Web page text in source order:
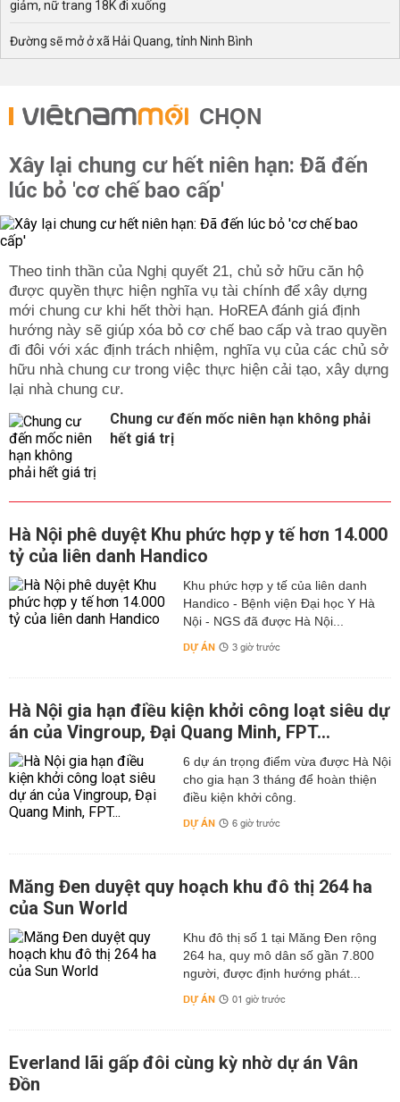
giảm, nữ trang 18K đi xuống
Đường sẽ mở ở xã Hải Quang, tỉnh Ninh Bình
CHỌN
Xây lại chung cư hết niên hạn: Đã đến
lúc bỏ 'cơ chế bao cấp'
Theo tinh thần của Nghị quyết 21, chủ sở hữu căn hộ
được quyền thực hiện nghĩa vụ tài chính để xây dựng
mới chung cư khi hết thời hạn. HoREA đánh giá định
hướng này sẽ giúp xóa bỏ cơ chế bao cấp và trao quyền
đi đôi với xác định trách nhiệm, nghĩa vụ của các chủ sở
hữu nhà chung cư trong việc thực hiện cải tạo, xây dựng
lại nhà chung cư.
Chung cư đến mốc niên hạn không phải
hết giá trị
Hà Nội phê duyệt Khu phức hợp y tế hơn 14.000
tỷ của liên danh Handico
Khu phức hợp y tế của liên danh
Handico - Bệnh viện Đại học Y Hà
Nội - NGS đã được Hà Nội...
DỰ ÁN 3 giờ trước
Hà Nội gia hạn điều kiện khởi công loạt siêu dự
án của Vingroup, Đại Quang Minh, FPT...
6 dự án trọng điểm vừa được Hà Nội
cho gia hạn 3 tháng để hoàn thiện
điều kiện khởi công.
DỰ ÁN 6 giờ trước
Măng Đen duyệt quy hoạch khu đô thị 264 ha
của Sun World
Khu đô thị số 1 tại Măng Đen rộng
264 ha, quy mô dân số gần 7.800
người, được định hướng phát...
DỰ ÁN 01 giờ trước
Everland lãi gấp đôi cùng kỳ nhờ dự án Vân
Đồn